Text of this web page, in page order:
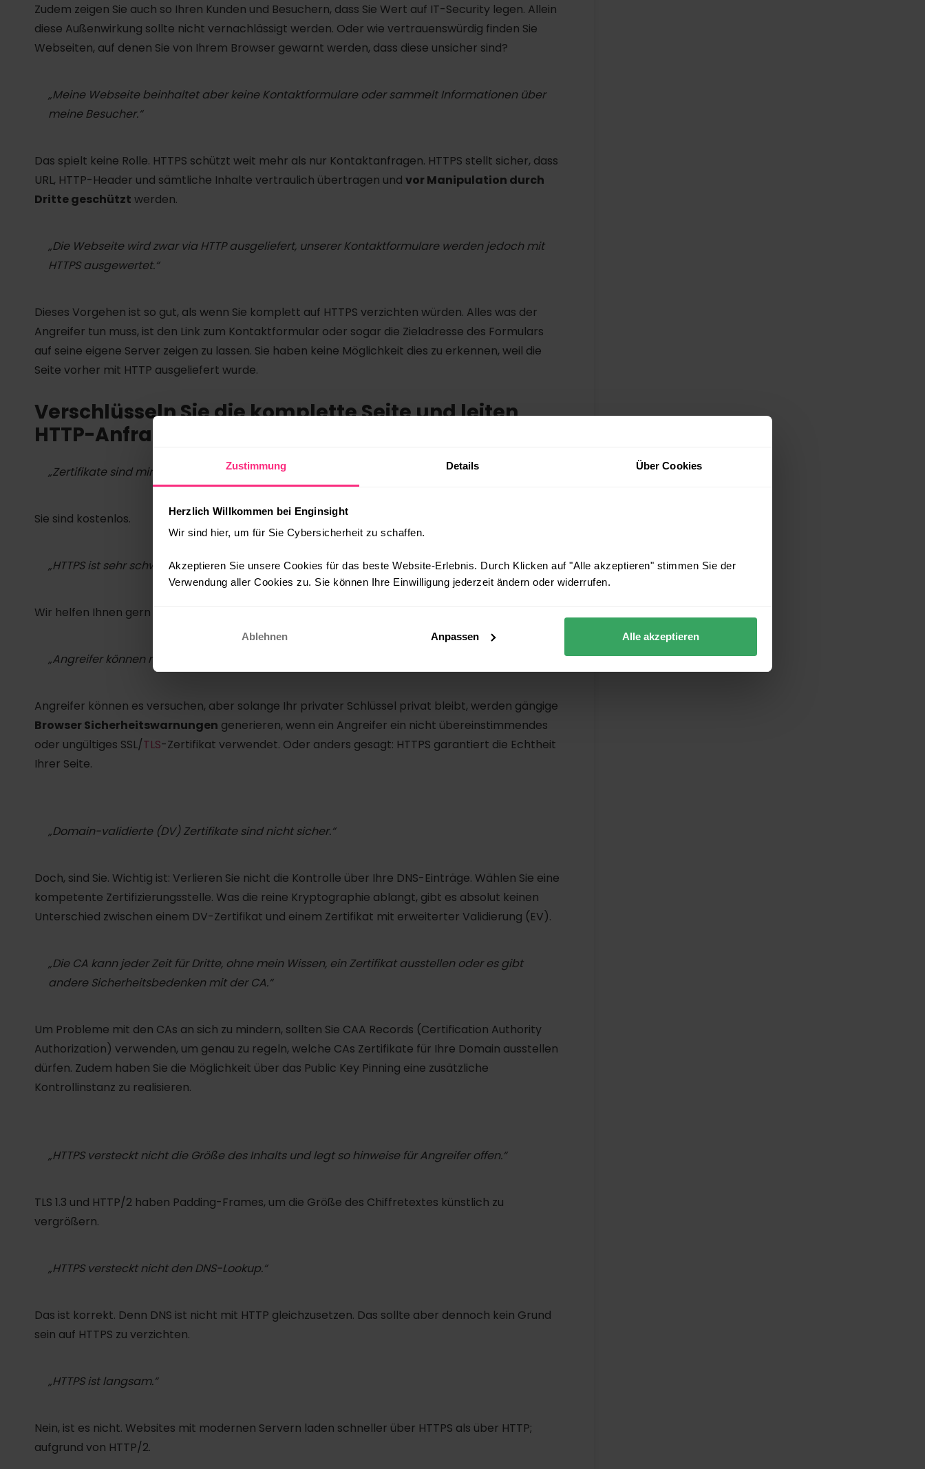
Zustimmung Details Über Cookies
Herzlich Willkommen bei Enginsight
Wir sind hier, um für Sie Cybersicherheit zu schaffen.
Akzeptieren Sie unsere Cookies für das beste Website-Erlebnis. Durch Klicken auf "Alle akzeptieren" stimmen Sie der
Verwendung aller Cookies zu. Sie können Ihre Einwilligung jederzeit ändern oder widerrufen.
Ablehnen Anpassen Alle akzeptieren
Zudem zeigen Sie auch so Ihren Kunden und Besuchern, dass Sie Wert auf IT-Security legen. Allein
diese Außenwirkung sollte nicht vernachlässigt werden. Oder wie vertrauenswürdig finden Sie
Webseiten, auf denen Sie von Ihrem Browser gewarnt werden, dass diese unsicher sind?
„Meine Webseite beinhaltet aber keine Kontaktformulare oder sammelt Informationen über
meine Besucher.“
Das spielt keine Rolle. HTTPS schützt weit mehr als nur Kontaktanfragen. HTTPS stellt sicher, dass
URL, HTTP-Header und sämtliche Inhalte vertraulich übertragen und vor Manipulation durch
Dritte geschützt werden.
„Die Webseite wird zwar via HTTP ausgeliefert, unserer Kontaktformulare werden jedoch mit
HTTPS ausgewertet.“
Dieses Vorgehen ist so gut, als wenn Sie komplett auf HTTPS verzichten würden. Alles was der
Angreifer tun muss, ist den Link zum Kontaktformular oder sogar die Zieladresse des Formulars
auf seine eigene Server zeigen zu lassen. Sie haben keine Möglichkeit dies zu erkennen, weil die
Seite vorher mit HTTP ausgeliefert wurde.
Verschlüsseln Sie die komplette Seite und leiten
HTTP-Anfragen auf HTTPS um.
„Zertifikate sind mir zu teuer!“
Sie sind kostenlos.
„HTTPS ist sehr schwer einzurichten und muss gewartet werden.“
Wir helfen Ihnen gern dabei.
„Angreifer können meine Website immer noch imitieren, auch wenn ich
Angreifer können es versuchen, aber solange Ihr privater Schlüssel privat bleibt, werden gängige
Browser Sicherheitswarnungen generieren, wenn ein Angreifer ein nicht übereinstimmendes
oder ungültiges SSL/TLS-Zertifikat verwendet. Oder anders gesagt: HTTPS garantiert die Echtheit
Ihrer Seite.
„Domain-validierte (DV) Zertifikate sind nicht sicher.“
Doch, sind Sie. Wichtig ist: Verlieren Sie nicht die Kontrolle über Ihre DNS-Einträge. Wählen Sie eine
kompetente Zertifizierungsstelle. Was die reine Kryptographie ablangt, gibt es absolut keinen
Unterschied zwischen einem DV-Zertifikat und einem Zertifikat mit erweiterter Validierung (EV).
„Die CA kann jeder Zeit für Dritte, ohne mein Wissen, ein Zertifikat ausstellen oder es gibt
andere Sicherheitsbedenken mit der CA.“
Um Probleme mit den CAs an sich zu mindern, sollten Sie CAA Records (Certification Authority
Authorization) verwenden, um genau zu regeln, welche CAs Zertifikate für Ihre Domain ausstellen
dürfen. Zudem haben Sie die Möglichkeit über das Public Key Pinning eine zusätzliche
Kontrollinstanz zu realisieren.
„HTTPS versteckt nicht die Größe des Inhalts und legt so hinweise für Angreifer offen.“
TLS 1.3 und HTTP/2 haben Padding-Frames, um die Größe des Chiffretextes künstlich zu
vergrößern.
„HTTPS versteckt nicht den DNS-Lookup.“
Das ist korrekt. Denn DNS ist nicht mit HTTP gleichzusetzen. Das sollte aber dennoch kein Grund
sein auf HTTPS zu verzichten.
„HTTPS ist langsam.“
Nein, ist es nicht. Websites mit modernen Servern laden schneller über HTTPS als über HTTP;
aufgrund von HTTP/2.